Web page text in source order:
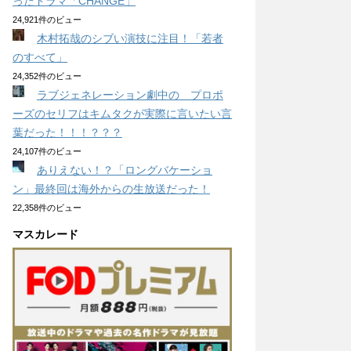
24,921件のビュー
木村拓哉のシブい演技に注目！「若者
のすべて」
24,352件のビュー
ラブジェネレーション劇中の プロポ
ーズのセリフはキムタクが実際に言いたい言
葉だった！！！？？？
24,107件のビュー
ありえない！？「ロングバケーショ
ン」最終回は海外からの生放送だった！
22,358件のビュー
マスカレード